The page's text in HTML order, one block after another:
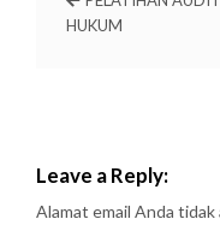
HUKUM
Leave a Reply:
Alamat email Anda tidak